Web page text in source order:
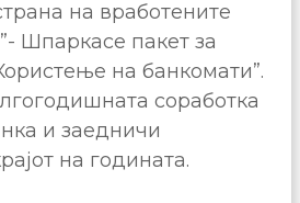
на вработените
Шпаркасе пакет за
на банкомати”.
соработка
и заедничи
на годината.